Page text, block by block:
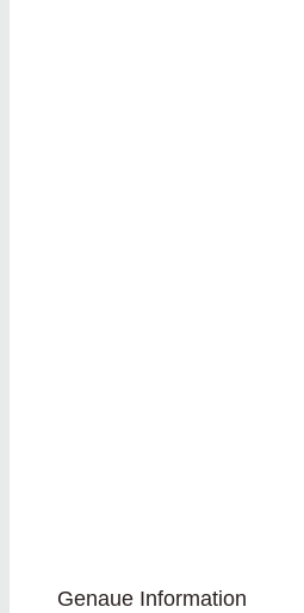
Genaue Information